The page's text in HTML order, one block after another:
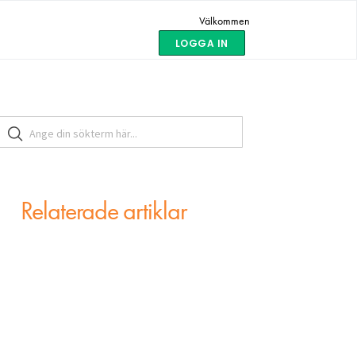
Välkommen
LOGGA IN
Relaterade artiklar